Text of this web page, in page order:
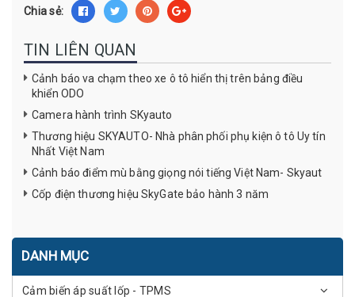
Chia sẻ:
TIN LIÊN QUAN
Cảnh báo va chạm theo xe ô tô hiển thị trên bảng điều
khiển ODO
Camera hành trình SKyauto
Thương hiệu SKYAUTO- Nhà phân phối phụ kiện ô tô Uy tín
Nhất Việt Nam
Cảnh báo điểm mù bằng giọng nói tiếng Việt Nam- Skyaut
Cốp điện thương hiệu SkyGate bảo hành 3 năm
DANH MỤC
Cảm biến áp suất lốp - TPMS